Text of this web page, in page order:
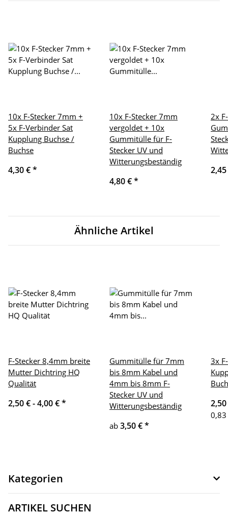
10x F-Stecker 7mm +
5x F-Verbinder Sat
Kupplung Buchse /
Buchse
4,30 €*
10x F-Stecker 7mm
vergoldet + 10x
Gummitülle für F-
Stecker UV und
Witterungsbeständig
4,80 €*
2x
Ähnliche Artikel
F-Stecker 8,4mm breite
Mutter Dichtring HQ
Qualität
2,50 € -4,00 €*
Gummitülle für 7mm
bis 8mm Kabel und
4mm bis 8mm F-
Stecker UV und
Witterungsbeständig
ab 3,50 €*
3x
0,83
Kategorien
ARTIKEL SUCHEN